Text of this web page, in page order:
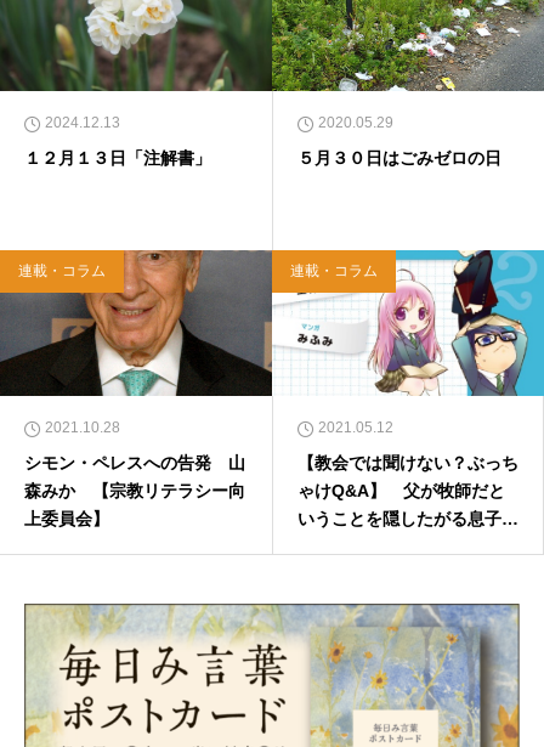
2024.12.13
１２月１３日「注解書」
2020.05.29
５月３０日はごみゼロの日
連載・コラム
2021.10.28
シモン・ペレスへの告発 山
森みか 【宗教リテラシー向
上委員会】
連載・コラム
2021.05.12
【教会では聞けない？ぶっち
ゃけQ&A】 父が牧師だと
いうことを隠したがる息子に